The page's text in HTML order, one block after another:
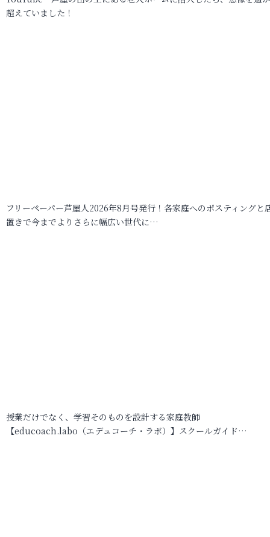
超えていました！
フリーペーパー芦屋人2026年8月号発行！各家庭へのポスティングと
置きで今までよりさらに幅広い世代に…
授業だけでなく、学習そのものを設計する家庭教師
【educoach.labo（エデュコーチ・ラボ）】スクールガイド…